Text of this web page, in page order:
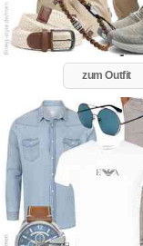
zum Outfit